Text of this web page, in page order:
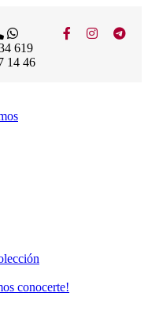
619
14 46
conocerte!